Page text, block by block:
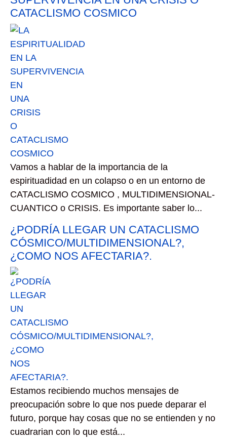
CATACLISMO COSMICO
Vamos a hablar de la importancia de la
espirituadidad en un colapso o en un entorno de
CATACLISMO COSMICO , MULTIDIMENSIONAL-
CUANTICO o CRISIS. Es importante saber lo...
¿PODRÍA LLEGAR UN CATACLISMO
CÓSMICO/MULTIDIMENSIONAL?,
¿COMO NOS AFECTARIA?.
Estamos recibiendo muchos mensajes de
preocupación sobre lo que nos puede deparar el
futuro, porque hay cosas que no se entienden y no
cuadrarian con lo que está...